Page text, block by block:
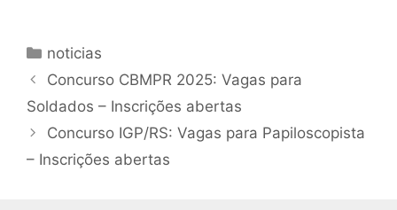
Categorias
noticias
Concurso CBMPR 2025: Vagas para
Soldados – Inscrições abertas
Concurso IGP/RS: Vagas para Papiloscopista
– Inscrições abertas